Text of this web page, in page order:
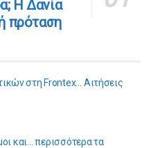
Η Δανία
πρόταση
στη Frontex… Αιτήσεις
και… περισσότερα τα